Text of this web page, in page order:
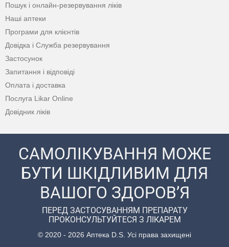
Пошук і онлайн-резервування ліків
Наші аптеки
Програми для клієнтів
Довідка і Служба резервування
Застосунок
Запитання і відповіді
Оплата і доставка
Послуга Likar Online
Довідник ліків
САМОЛІКУВАННЯ МОЖЕ
БУТИ ШКІДЛИВИМ ДЛЯ
ВАШОГО ЗДОРОВ’Я
ПЕРЕД ЗАСТОСУВАННЯМ ПРЕПАРАТУ
ПРОКОНСУЛЬТУЙТЕСЯ З ЛІКАРЕМ
© 2020 - 2026 Аптека D.S. Усі права захищені